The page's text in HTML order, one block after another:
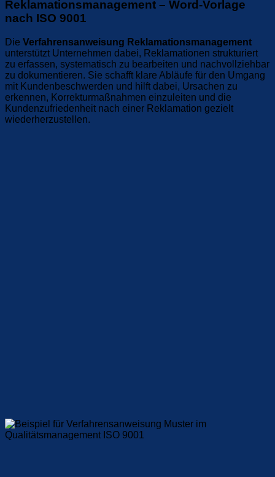
Reklamationsmanagement – Word-Vorlage
nach ISO 9001
Die Verfahrensanweisung Reklamationsmanagement
unterstützt Unternehmen dabei, Reklamationen strukturiert
zu erfassen, systematisch zu bearbeiten und nachvollziehbar
zu dokumentieren. Sie schafft klare Abläufe für den Umgang
mit Kundenbeschwerden und hilft dabei, Ursachen zu
erkennen, Korrekturmaßnahmen einzuleiten und die
Kundenzufriedenheit nach einer Reklamation gezielt
wiederherzustellen.